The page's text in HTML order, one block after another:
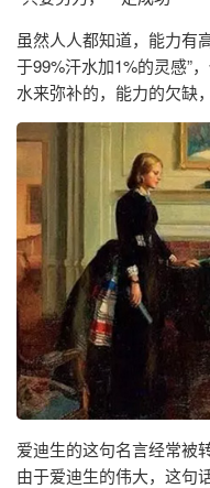
虽然人人都知道，能力有
于99%汗水加1%的灵感”
水来弥补的，能力的欠缺
爱迪生的这句名言经常被
由于爱迪生的伟大，这句